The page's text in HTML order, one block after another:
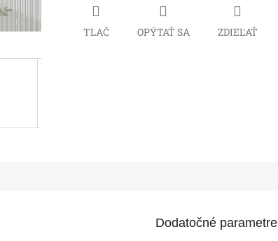
TLAČ OPÝTAŤ SA ZDIEĽAŤ
Dodatočné parametre